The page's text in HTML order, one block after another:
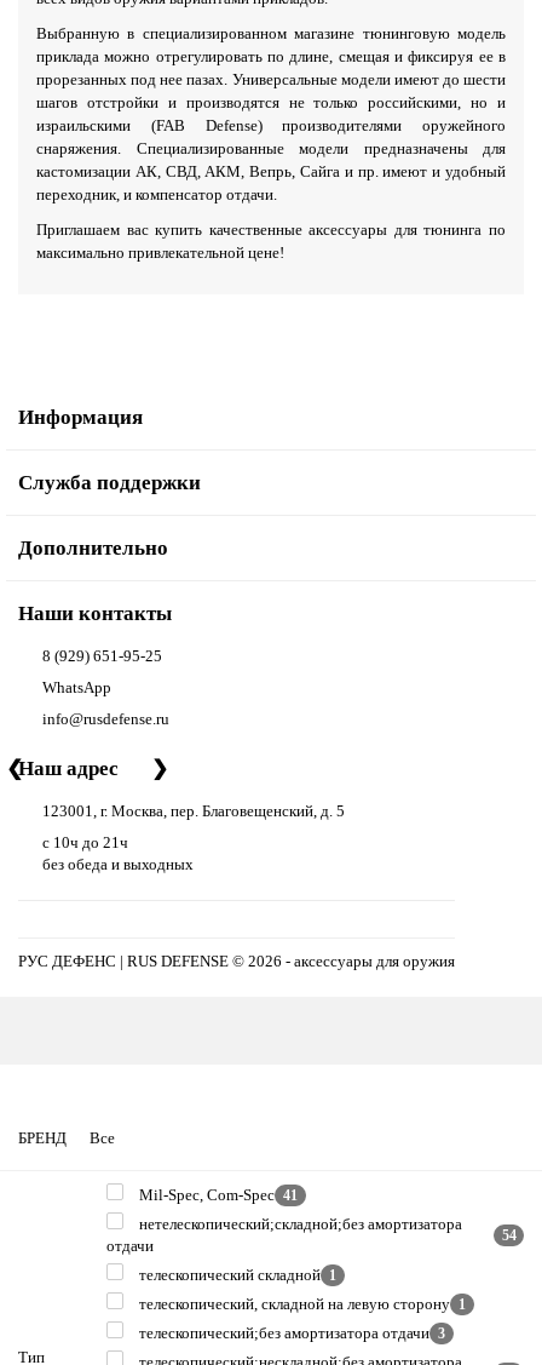
Выбранную в специализированном магазине тюнинговую модель
приклада можно отрегулировать по длине, смещая и фиксируя ее в
прорезанных под нее пазах. Универсальные модели имеют до шести
шагов отстройки и производятся не только российскими, но и
израильскими (FAB Defense) производителями оружейного
снаряжения. Специализированные модели предназначены для
кастомизации АК, СВД, АКМ, Вепрь, Сайга и пр. имеют и удобный
переходник, и компенсатор отдачи.
Приглашаем вас купить качественные аксессуары для тюнинга по
максимально привлекательной цене!
Информация
Служба поддержки
Дополнительно
Наши контакты
8 (929) 651-95-25
WhatsApp
info@rusdefense.ru
❮Наш адрес ❯
123001, г. Москва, пер. Благовещенский, д. 5
с 10ч до 21ч
без обеда и выходных
РУС ДЕФЕНС | RUS DEFENSE © 2026 - аксессуары для оружия
БРЕНД Все
Тип
Mil-Spec, Com-Spec 41
нетелескопический;складной;без амортизатора
отдачи
54
телескопический складной 1
телескопический, складной на левую сторону 1
телескопический;без амортизатора отдачи 3